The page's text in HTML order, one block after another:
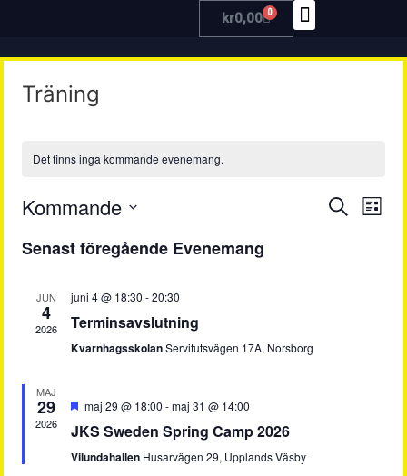
kr0,00 0
Träning
Det finns inga kommande evenemang.
Sök Lista
Kommande
datum.
Senast föregående Evenemang
JUN
4
2026
juni 4 @ 18:30 -20:30
Terminsavslutning
KvarnhagsskolanServitutsvägen 17A, Norsborg
MAJ
29
2026
Utvalt
maj 29 @ 18:00 -maj 31 @ 14:00
JKS Sweden Spring Camp 2026
Vilundahallen Husarvägen 29, Upplands Väsby